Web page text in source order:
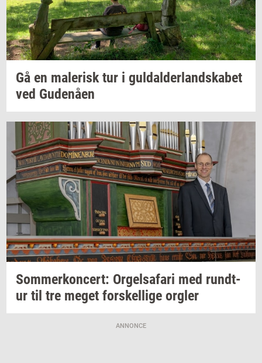
Gå en ma­le­risktur i gul­dal­der­land­ska­bet
ved Gu­denå­en
Som­mer­kon­cert: Or­gel­s­a­fa­ri med rund­t­
ur til tre meget for­skel­li­ge org­ler
ANNONCE